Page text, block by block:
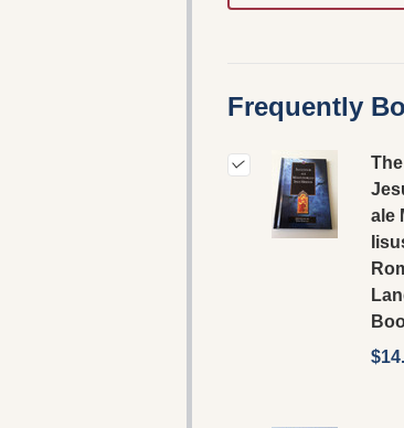
Frequently
ale